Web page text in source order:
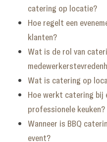
catering op locatie?
Hoe regelt een
klanten?
Wat is de rol van
Wat is catering op
Hoe werkt catering bij
professionele keuken?
Wanneer is BBQ
event?